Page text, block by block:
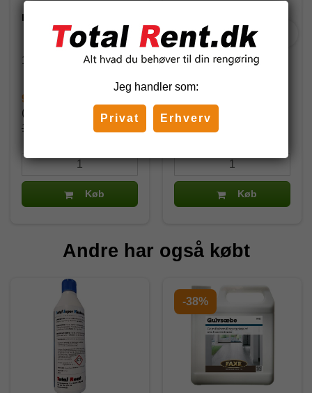
Faxe Trærens 1 liter
10191
132,00 DKK
99,00 DKK
(inkl. moms)
Køb
11131
170,00 DKK
(inkl. moms)
Køb
Andre har også købt
-38%
Jeg handler som:
Privat Erhverv